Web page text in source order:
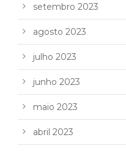
setembro 2023
agosto 2023
julho 2023
junho 2023
maio 2023
abril 2023